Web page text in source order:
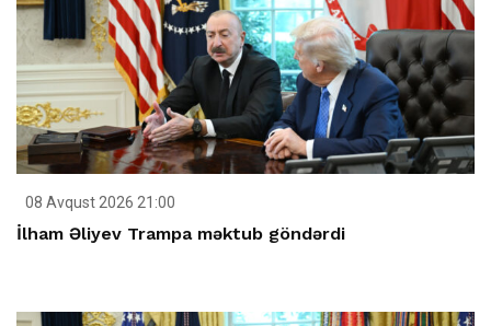
08 Avqust 2026 21:00
İlham Əliyev Trampa məktub göndərdi